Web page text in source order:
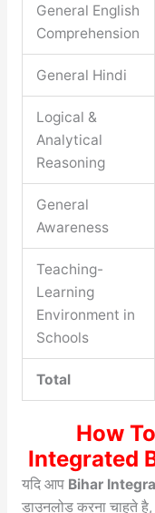
General English
Comprehension
General Hindi
Logical &
Analytical
Reasoning
General
Awareness
Teaching-
Learning
Environment in
Schools
Total
How
Integrated
यदि आप Bihar
डाउनलोड करना चाहते है,